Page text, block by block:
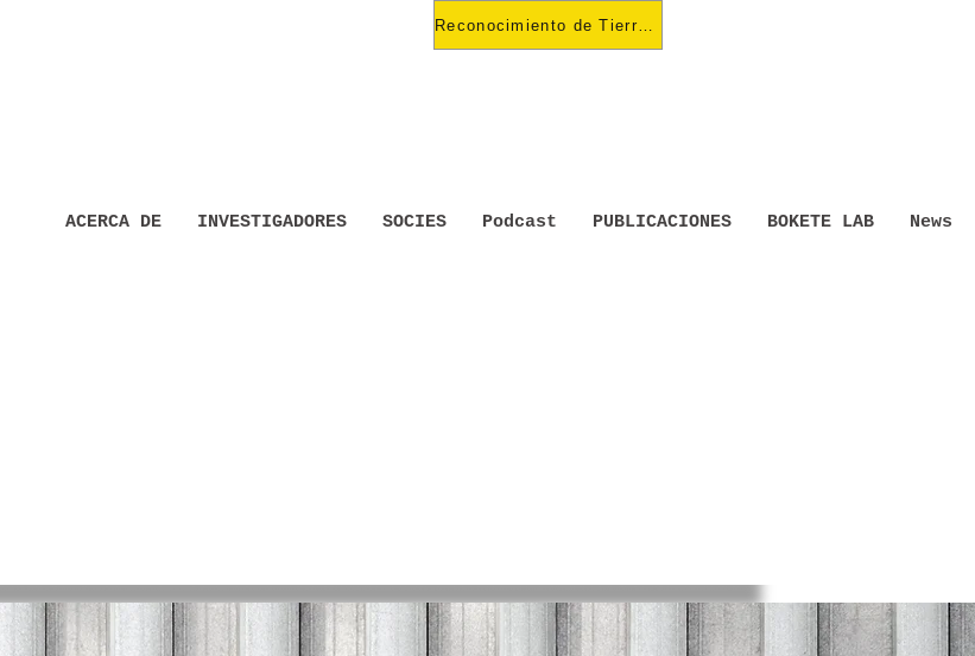
Reconocimiento de Tierras
ACERCA DE INVESTIGADORES SOCIES Podcast PUBLICACIONES BOKETE LAB News